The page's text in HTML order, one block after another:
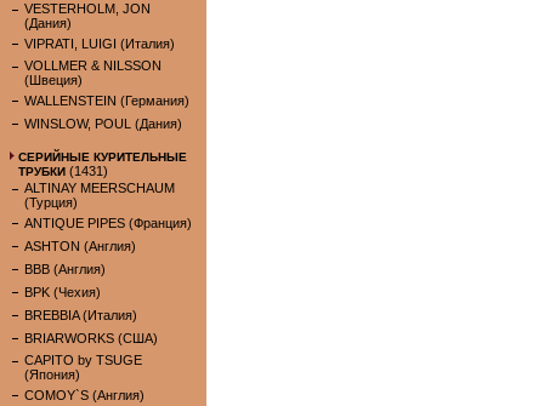
VESTERHOLM, JON
(Дания)
VIPRATI, LUIGI (Италия)
VOLLMER & NILSSON
(Швеция)
WALLENSTEIN (Германия)
WINSLOW, POUL (Дания)
СЕРИЙНЫЕ КУРИТЕЛЬНЫЕ
ТРУБКИ (1431)
ALTINAY MEERSCHAUM
(Турция)
ANTIQUE PIPES (Франция)
ASHTON (Англия)
BBB (Англия)
BPK (Чехия)
BREBBIA (Италия)
BRIARWORKS (США)
CAPITO by TSUGE
(Япония)
COMOY`S (Англия)